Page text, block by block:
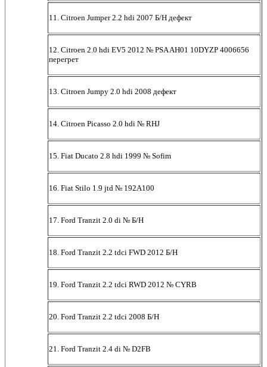
11. Citroen Jumper 2.2 hdi 2007 Б/Н дефект
12. Citroen 2.0 hdi EV5 2012 № PSA AH01 10DYZP 4006656
перегрет
13. Citroen Jumpy 2.0 hdi 2008 дефект
14. Citroen Picasso 2.0 hdi № RHJ
15. Fiat Ducato 2.8 hdi 1999 № Sofim
16. Fiat Stilo 1.9 jtd № 192A100
17. Ford Tranzit 2.0 di № Б/Н
18. Ford Tranzit 2.2 tdci FWD 2012 Б/Н
19. Ford Tranzit 2.2 tdci RWD 2012 № CYRB
20. Ford Tranzit 2.2 tdci 2008 Б/Н
21. Ford Tranzit 2.4 di № D2FB